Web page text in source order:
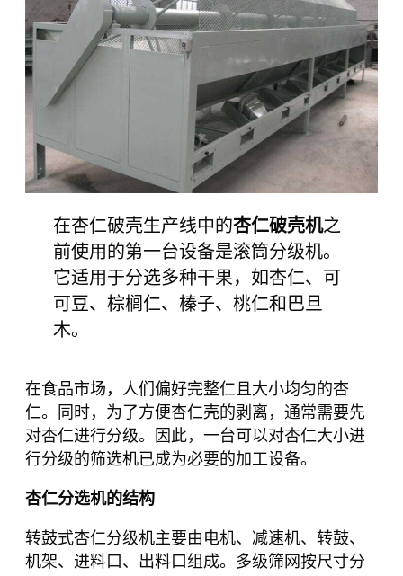
在杏仁破壳生产线中的杏仁破壳机之
前使用的第一台设备是滚筒分级机。
它适用于分选多种干果，如杏仁、可
可豆、棕榈仁、榛子、桃仁和巴旦
木。
在食品市场，人们偏好完整仁且大小均匀的杏
仁。同时，为了方便杏仁壳的剥离，通常需要先
对杏仁进行分级。因此，一台可以对杏仁大小进
行分级的筛选机已成为必要的加工设备。
杏仁分选机的结构
转鼓式杏仁分级机主要由电机、减速机、转鼓、
机架、进料口、出料口组成。多级筛网按尺寸分